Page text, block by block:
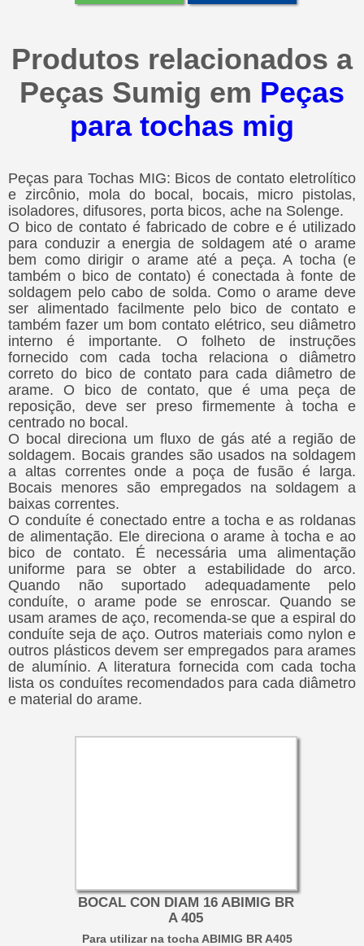
Produtos relacionados a
Peças Sumig em Peças
para tochas mig
Peças para Tochas MIG: Bicos de contato eletrolítico
e zircônio, mola do bocal, bocais, micro pistolas,
isoladores, difusores, porta bicos, ache na Solenge.
O bico de contato é fabricado de cobre e é utilizado
para conduzir a energia de soldagem até o arame
bem como dirigir o arame até a peça. A tocha (e
também o bico de contato) é conectada à fonte de
soldagem pelo cabo de solda. Como o arame deve
ser alimentado facilmente pelo bico de contato e
também fazer um bom contato elétrico, seu diâmetro
interno é importante. O folheto de instruções
fornecido com cada tocha relaciona o diâmetro
correto do bico de contato para cada diâmetro de
arame. O bico de contato, que é uma peça de
reposição, deve ser preso firmemente à tocha e
centrado no bocal.
O bocal direciona um fluxo de gás até a região de
soldagem. Bocais grandes são usados na soldagem
a altas correntes onde a poça de fusão é larga.
Bocais menores são empregados na soldagem a
baixas correntes.
O conduíte é conectado entre a tocha e as roldanas
de alimentação. Ele direciona o arame à tocha e ao
bico de contato. É necessária uma alimentação
uniforme para se obter a estabilidade do arco.
Quando não suportado adequadamente pelo
conduíte, o arame pode se enroscar. Quando se
usam arames de aço, recomenda-se que a espiral do
conduíte seja de aço. Outros materiais como nylon e
outros plásticos devem ser empregados para arames
de alumínio. A literatura fornecida com cada tocha
lista os conduítes recomendados para cada diâmetro
e material do arame.
BOCAL CON DIAM 16 ABIMIG BR
A 405
Para utilizar na tocha ABIMIG BR A405